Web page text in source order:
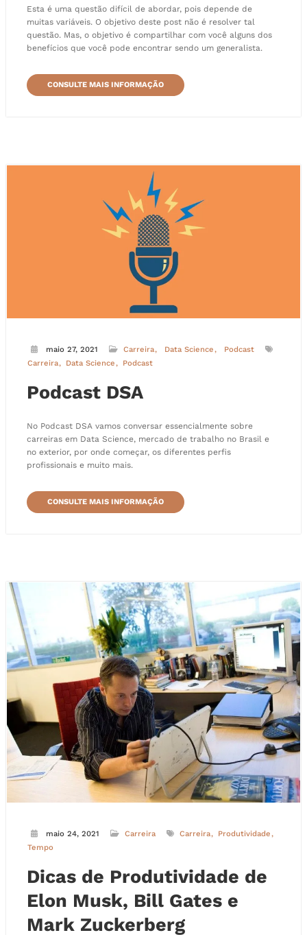
Esta é uma questão difícil de abordar, pois depende de
muitas variáveis. O objetivo deste post não é resolver tal
questão. Mas, o objetivo é compartilhar com você alguns dos
benefícios que você pode encontrar sendo um generalista.
CONSULTE MAIS INFORMAÇÃO
maio 27, 2021 Carreira Data Science
Podcast
Carreira
Data Science Podcast
Podcast DSA
No Podcast DSA vamos conversar essencialmente sobre
carreiras em Data Science, mercado de trabalho no Brasil e
no exterior, por onde começar, os diferentes perfis
profissionais e muito mais.
CONSULTE MAIS INFORMAÇÃO
maio 24, 2021 Carreira Carreira
Produtividade
Tempo
Dicas de Produtividade de
Elon Musk, Bill Gates e
Mark Zuckerberg